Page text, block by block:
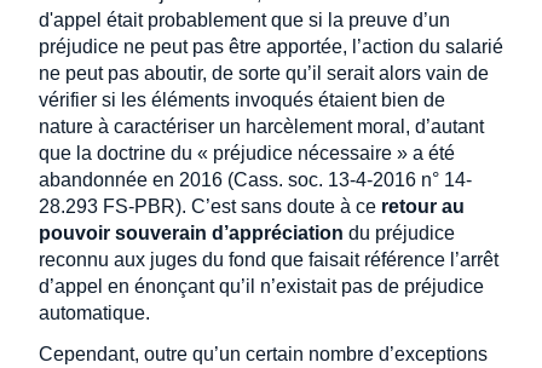
d'appel était probablement que si la preuve d’un
préjudice ne peut pas être apportée, l’action du salarié
ne peut pas aboutir, de sorte qu’il serait alors vain de
vérifier si les éléments invoqués étaient bien de
nature à caractériser un harcèlement moral, d’autant
que la doctrine du « préjudice nécessaire » a été
abandonnée en 2016 (Cass. soc. 13-4-2016 n° 14-
28.293 FS-PBR). C’est sans doute à ce retour au
pouvoir souverain d’appréciation du préjudice
reconnu aux juges du fond que faisait référence l’arrêt
d’appel en énonçant qu’il n’existait pas de préjudice
automatique.
Cependant, outre qu’un certain nombre d’exceptions